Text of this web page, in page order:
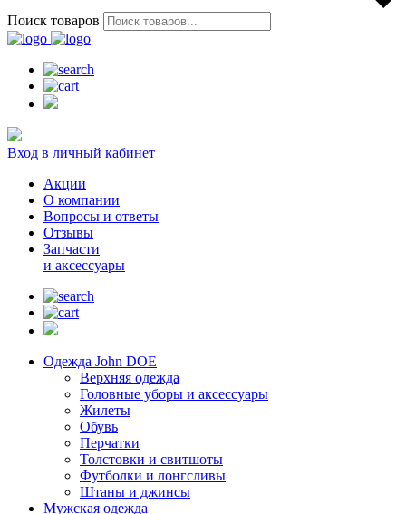
Поиск товаров
Вход в личный кабинет
Акции
О компании
Вопросы и ответы
Отзывы
Запчасти
и аксессуары
Одежда John DOE
Верхняя одежда
Головные уборы и аксессуары
Жилеты
Обувь
Перчатки
Толстовки и свитшоты
Футболки и лонгсливы
Штаны и джинсы
Мужская одежда